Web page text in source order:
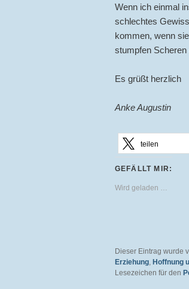
Wenn ich einmal
schlechtes
kommen, wenn
stumpfen
Es grüßt herzlich
Anke Augustin
teilen
GEFÄLLT MIR:
Wird geladen …
Dieser Eintrag wurde
Erziehung, Hoffnung
Lesezeichen für den